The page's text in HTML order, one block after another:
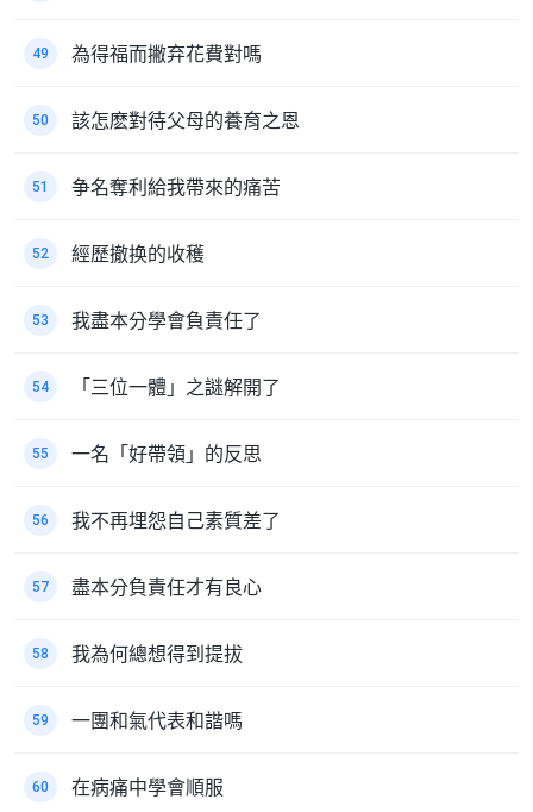
49 為得福而撇弃花費對嗎
50 該怎麽對待父母的養育之恩
51 争名奪利給我帶來的痛苦
52 經歷撤换的收穫
53 我盡本分學會負責任了
54 「三位一體」之謎解開了
55 一名「好帶領」的反思
56 我不再埋怨自己素質差了
57 盡本分負責任才有良心
58 我為何總想得到提拔
59 一團和氣代表和諧嗎
60 在病痛中學會順服